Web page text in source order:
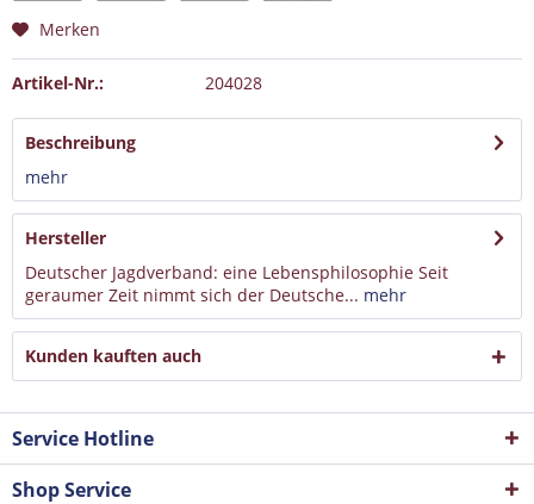
Merken
Artikel-Nr.: 204028
Beschreibung
mehr
Hersteller
Deutscher Jagdverband: eine Lebensphilosophie Seit
geraumer Zeit nimmt sich der Deutsche... mehr
Kunden kauften auch
Service Hotline
Shop Service